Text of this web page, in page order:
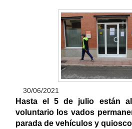
30/06/2021
Hasta el 5 de julio están
voluntario los vados
parada de vehículos y